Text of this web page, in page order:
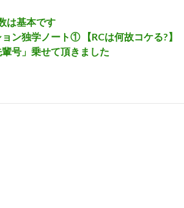
は基本です
ン独学ノート① 【RCは何故コケる?】
輩号」乗せて頂きました